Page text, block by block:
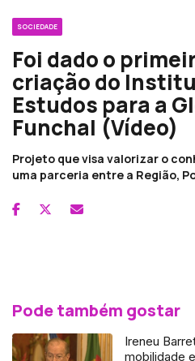
SOCIEDADE
Foi dado o
criação do
Estudos para a
Funchal (Vídeo)
Projeto que visa valorizar o
uma parceria entre a Região,
Pode também gostar
Ireneu
mobilidade